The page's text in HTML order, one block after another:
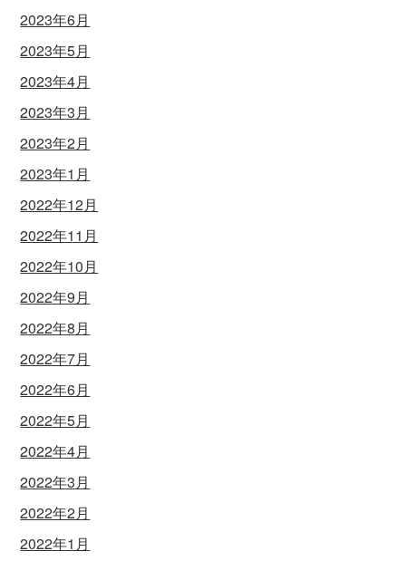
2023年6月
2023年5月
2023年4月
2023年3月
2023年2月
2023年1月
2022年12月
2022年11月
2022年10月
2022年9月
2022年8月
2022年7月
2022年6月
2022年5月
2022年4月
2022年3月
2022年2月
2022年1月